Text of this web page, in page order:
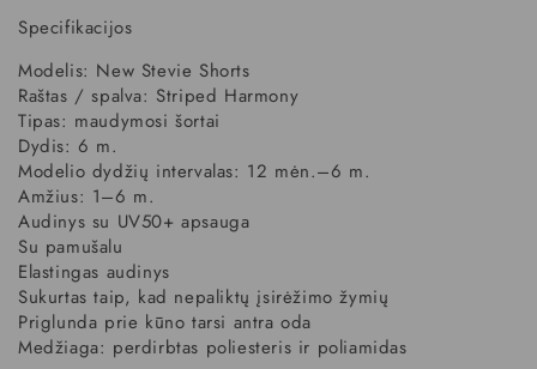
Specifikacijos
Modelis: New Stevie Shorts
Raštas / spalva: Striped Harmony
Tipas: maudymosi šortai
Dydis: 6 m.
Modelio dydžių intervalas: 12 mėn.–6 m.
Amžius: 1–6 m.
Audinys su UV50+ apsauga
Su pamušalu
Elastingas audinys
Sukurtas taip, kad nepaliktų įsirėžimo žymių
Priglunda prie kūno tarsi antra oda
Medžiaga: perdirbtas poliesteris ir poliamidas